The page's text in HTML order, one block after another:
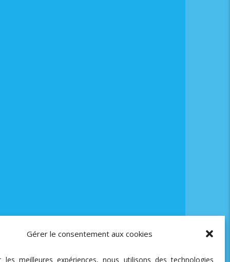
Gérer le consentement aux cookies
les meilleures expériences, nous utilisons des technologies